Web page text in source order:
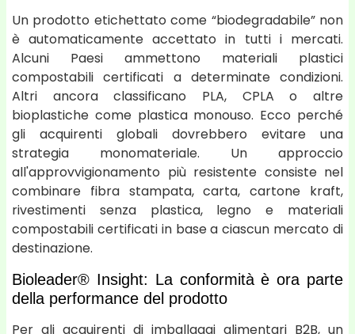
Un prodotto etichettato come “biodegradabile” non
è automaticamente accettato in tutti i mercati.
Alcuni Paesi ammettono materiali plastici
compostabili certificati a determinate condizioni.
Altri ancora classificano PLA, CPLA o altre
bioplastiche come plastica monouso. Ecco perché
gli acquirenti globali dovrebbero evitare una
strategia monomateriale. Un approccio
all'approvvigionamento più resistente consiste nel
combinare fibra stampata, carta, cartone kraft,
rivestimenti senza plastica, legno e materiali
compostabili certificati in base a ciascun mercato di
destinazione.
Bioleader® Insight: La conformità è ora parte
della performance del prodotto
Per gli acquirenti di imballaggi alimentari B2B, un